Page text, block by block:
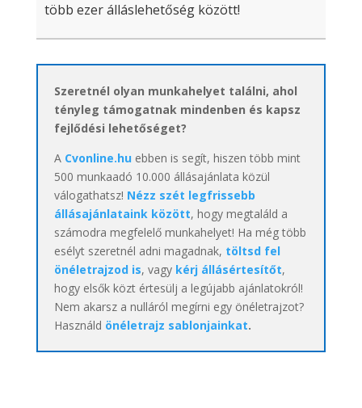
több ezer álláslehetőség között!
Szeretnél olyan munkahelyet találni, ahol
tényleg támogatnak mindenben és kapsz
fejlődési lehetőséget?
A Cvonline.huebben is segít, hiszen több mint
500 munkaadó 10.000 állásajánlata közül
válogathatsz! Nézz szét legfrissebb
állásajánlataink között, hogy megtaláld a
számodra megfelelő munkahelyet! Ha még több
esélyt szeretnél adni magadnak, töltsd fel
önéletrajzod is, vagy kérj állásértesítőt,
hogy elsők közt értesülj a legújabb ajánlatokról!
Nem akarsz a nulláról megírni egy önéletrajzot?
Használd önéletrajz sablonjainkat.